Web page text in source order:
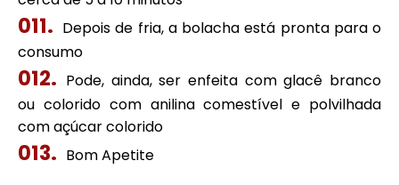
Depois de fria, a bolacha está pronta para o
consumo
Pode, ainda, ser enfeita com glacê branco
ou colorido com anilina comestível e polvilhada
com açúcar colorido
Bom Apetite